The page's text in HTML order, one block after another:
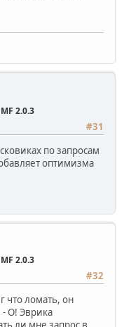
2.0.3
#31
по запросам
оптимизма
2.0.3
#32
что ломать, он
- О! Эврика